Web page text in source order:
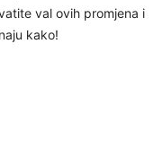
val ovih promjena i
kako!